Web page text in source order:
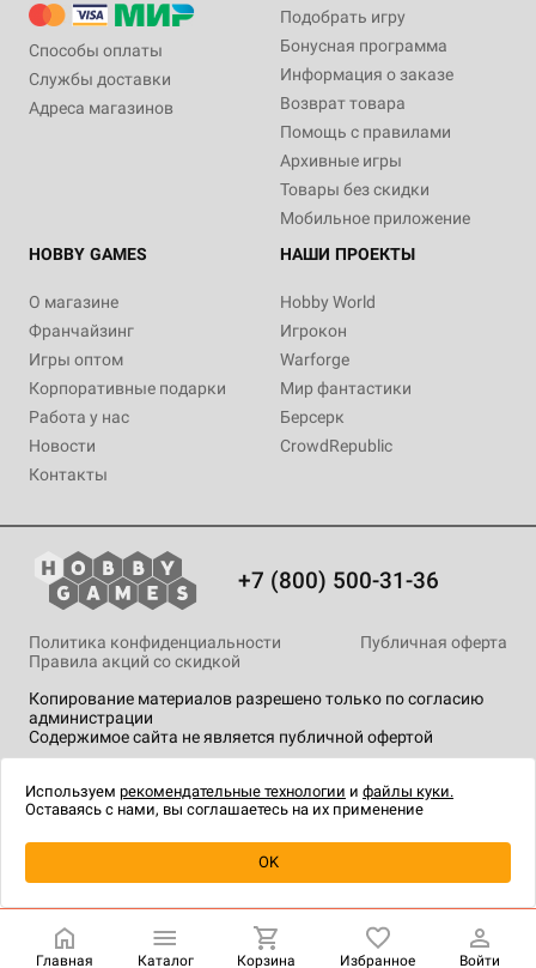
Купить
Способы оплаты
Службы доставки
Адреса магазинов
Подобрать игру
Бонусная программа
Информация о заказе
Возврат товара
Помощь с правилами
Архивные игры
Товары без скидки
Мобильное приложение
HOBBY GAMES
О магазине
Франчайзинг
Игры оптом
Корпоративные подарки
Работа у нас
Новости
Контакты
НАШИ ПРОЕКТЫ
Hobby World
Игрокон
Warforge
Мир фантастики
Берсерк
CrowdRepublic
+7 (800) 500-31-36
Копирование материалов разрешено только по согласию
администрации
Содержимое сайта не является публичной офертой
Политика конфиденциальности
Публичная оферта
Правила акций со скидкой
технологии.
Главная Каталог Корзина Избранное Войти
Используем рекомендательные технологии и файлы куки.
Оставаясь с нами, вы соглашаетесь на их применение
OK